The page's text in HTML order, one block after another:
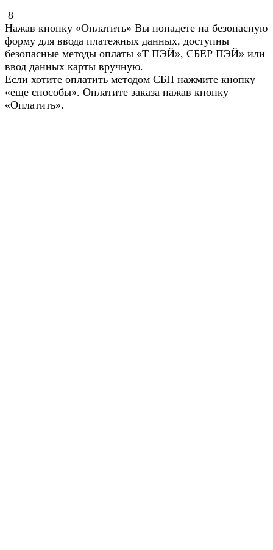
8
Нажав кнопку «Оплатить» Вы попадете на безопасную
форму для ввода платежных данных, доступны
безопасные методы оплаты «Т ПЭЙ», СБЕР ПЭЙ» или
ввод данных карты вручную.
Если хотите оплатить методом СБП нажмите кнопку
«еще способы». Оплатите заказа нажав кнопку
«Оплатить».